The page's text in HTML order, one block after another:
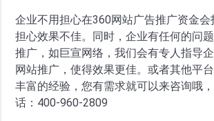
企业不用担心在360网站广告推广资金会
担心效果不佳。同时，企业有任何的问
推广，如巨宣网络，我们会有专人指导
网站推广，使得效果更佳。或者其他平
丰富的经验，您有需求就可以来咨询哦
话：400-960-2809